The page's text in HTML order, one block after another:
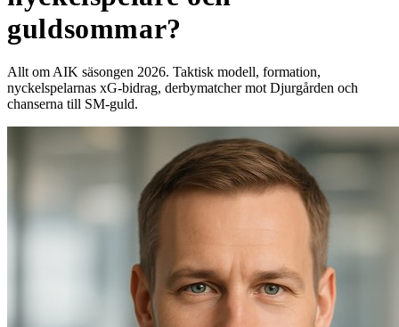
guldsommar?
Allt om AIK säsongen 2026. Taktisk modell, formation,
nyckelspelarnas xG-bidrag, derbymatcher mot Djurgården och
chanserna till SM-guld.